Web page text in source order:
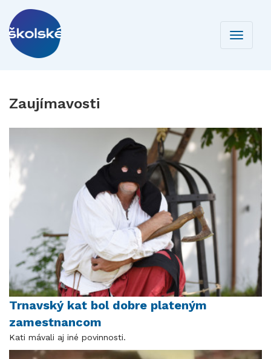
Toggle
Zaujímavosti
Trnavský kat bol dobre plateným
zamestnancom
Kati mávali aj iné povinnosti.